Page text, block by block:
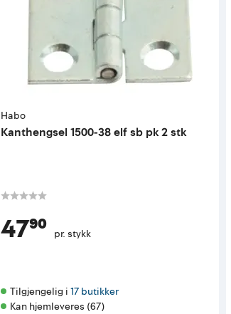
Habo
Kanthengsel 1500-38 elf sb pk 2 stk
47⁹⁰ pr. stykk
Tilgjengelig i 17 butikker
Kan hjemleveres (67)